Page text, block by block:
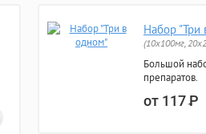
Набор "Три
(10x100мг,
Большой
препаратов.
от 117Р